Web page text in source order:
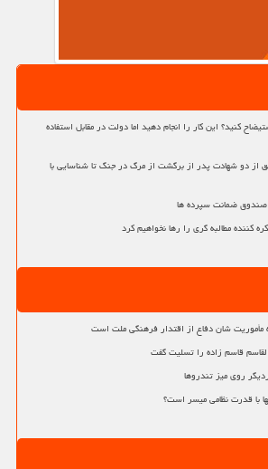
کنید؟ این کار را انجام دهید اما دولت در مقابل استفاده
از دو شهادت پدر از برگشت از مرگ در جنگ تا شناسایی با
صندوق ضمانت سپرده ها
کننده مطالبه گری را رها نخواهیم کرد
مأموریت شان دفاع از اقتدار فرهنگی ملت است
قاسم زاده را تسلیت گفت
روی میز تندروها
با قدرت نظامی میسر است؟